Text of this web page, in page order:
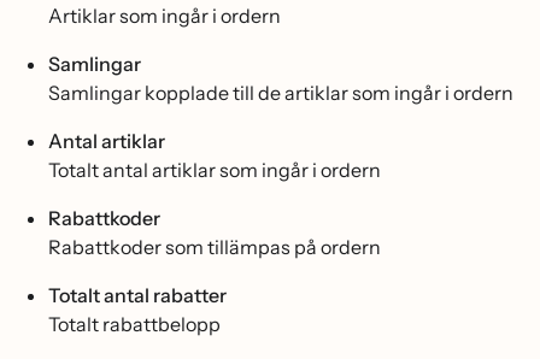
Artiklar som ingår i ordern
Samlingar
Samlingar kopplade till de artiklar som ingår i ordern
Antal artiklar
Totalt antal artiklar som ingår i ordern
Rabattkoder
Rabattkoder som tillämpas på ordern
Totalt antal rabatter
Totalt rabattbelopp